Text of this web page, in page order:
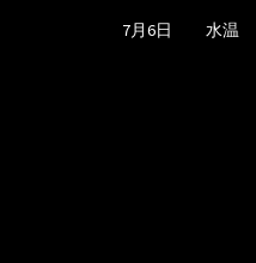
7月6日 水温